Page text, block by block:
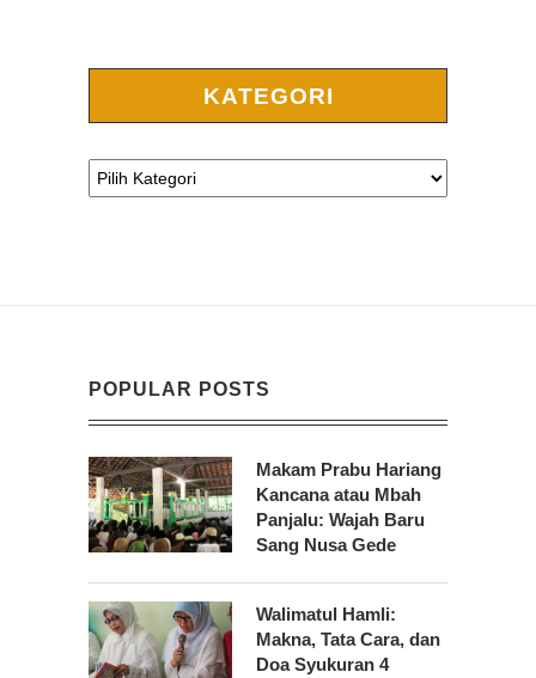
KATEGORI
POPULAR POSTS
Makam Prabu Hariang
Kancana atau Mbah
Panjalu: Wajah Baru
Sang Nusa Gede
Walimatul Hamli:
Makna, Tata Cara, dan
Doa Syukuran 4